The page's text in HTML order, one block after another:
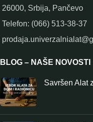
26000, Srbija, Pančevo
Telefon: (066) 513-38-37
BLOG – NAŠE NOVOSTI
Savršen Alat